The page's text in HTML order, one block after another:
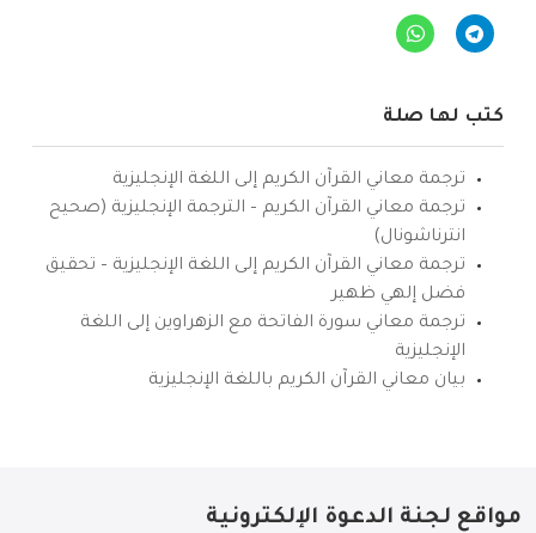
كتب لها صلة
ترجمة معاني القرآن الكريم إلى اللغة الإنجليزية
ترجمة معاني القرآن الكريم – الترجمة الإنجليزية (صحيح
انترناشونال)
ترجمة معاني القرآن الكريم إلى اللغة الإنجليزية – تحقيق
فضل إلهي ظهير
ترجمة معاني سورة الفاتحة مع الزهراوين إلى اللغة
الإنجليزية
بيان معاني القرآن الكريم باللغة الإنجليزية
مواقع لجنة الدعوة الإلكترونية